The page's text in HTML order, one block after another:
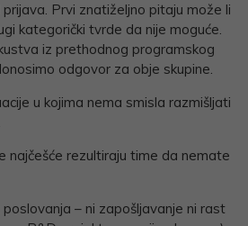
Prvi znatiželjno pitaju može li
kategorički tvrde da nije moguće.
iz prethodnog programskog
odgovor za obje skupine.
u kojima nema smisla razmišljati
najčešće rezultiraju time da nemate
– ni zapošljavanje ni rast